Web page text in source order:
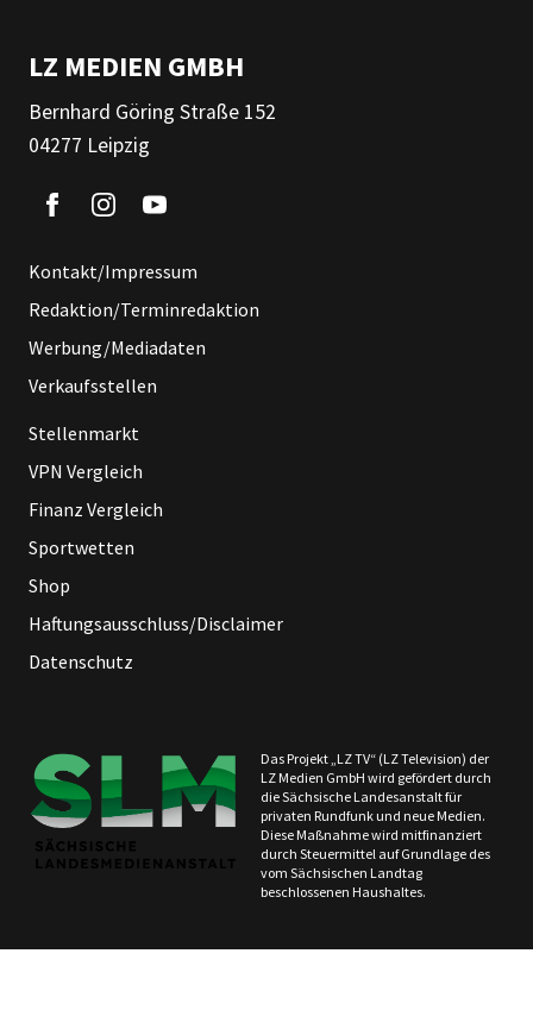
LZ MEDIEN GMBH
Bernhard Göring Straße 152
04277 Leipzig
Kontakt/Impressum
Redaktion/Terminredaktion
Werbung/Mediadaten
Verkaufsstellen
Stellenmarkt
VPN Vergleich
Finanz Vergleich
Sportwetten
Shop
Haftungsausschluss/Disclaimer
Datenschutz
Das Projekt „LZ TV“ (LZ Television) der
LZ Medien GmbH wird gefördert durch
die Sächsische Landesanstalt für
privaten Rundfunk und neue Medien.
Diese Maßnahme wird mitfinanziert
durch Steuermittel auf Grundlage des
vom Sächsischen Landtag
beschlossenen Haushaltes.